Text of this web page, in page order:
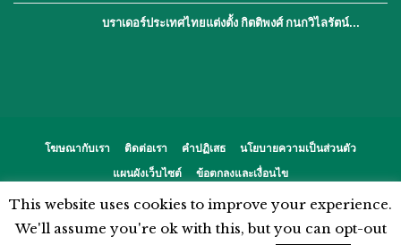
บราเดอร์ประเทศไทยแต่งตั้ง กิตติพงศ์ กนกวิไลรัตน์…
โฆษณากับเรา ติดต่อเรา คำปฏิเสธ
นโยบายความเป็นส่วนตัว
แผนผังเว็บไซต์
ข้อตกลงและเงื่อนไข
This website uses cookies to improve your experience.
We'll assume you're ok with this, but you can opt-out